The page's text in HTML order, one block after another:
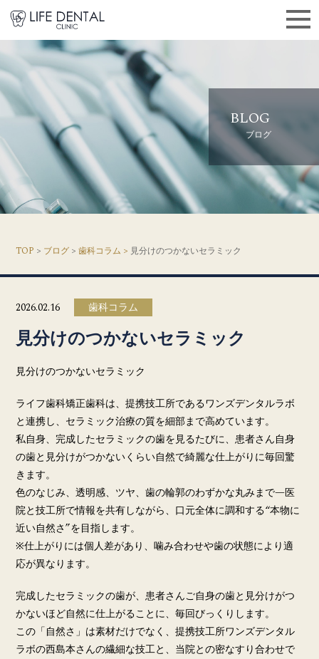
BLOG
ブログ
TOP > ブログ >歯科コラム > 見分けのつかないセラミック
2026.02.16 歯科コラム
見分けのつかないセラミック
見分けのつかないセラミック
ライフ歯科矯正歯科は、提携技工所であるワンズデンタルラボ
と連携し、セラミック治療の質を細部まで高めています。
私自身、完成したセラミックの歯を見るたびに、患者さん自身
の歯と見分けがつかないくらい自然で綺麗な仕上がりに毎回驚
きます。
色のなじみ、透明感、ツヤ、歯の輪郭のわずかな丸みまで—医
院と技工所で情報を共有しながら、口元全体に調和する“本物に
近い自然さ”を目指します。
※仕上がりには個人差があり、噛み合わせや歯の状態により適
応が異なります。
完成したセラミックの歯が、患者さんご自身の歯と見分けがつ
かないほど自然に仕上がることに、毎回びっくりします。
この「自然さ」は素材だけでなく、提携技工所ワンズデンタル
ラボの西島本さんの繊細な技工と、当院との密なすり合わせで